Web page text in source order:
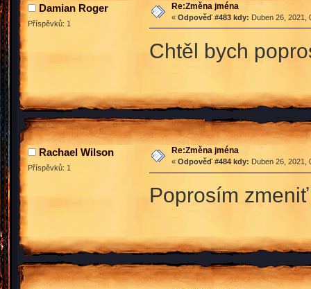
Damian Roger
Příspěvků: 1
Re:Změna jména
« Odpověď #483 kdy: Duben 26, 2021,
Chtěl bych
Rachael Wilson
Příspěvků: 1
Re:Změna jména
« Odpověď #484 kdy: Duben 26, 2021,
Poprosím